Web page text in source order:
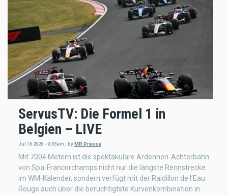
ServusTV: Die Formel 1 in
Belgien – LIVE
Jul 16 2026 - 9:05am , by MR Presse
Mit 7004 Metern ist die spektakuläre Ardennen-Achterbahn
von Spa-Francorchamps nicht nur die längste Rennstrecke
im WM-Kalender, sondern verfügt mit der Raidillon de l’Eau
Rouge auch über die berüchtigtste Kurvenkombination in